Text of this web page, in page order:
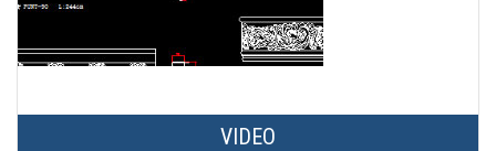
VIDEO